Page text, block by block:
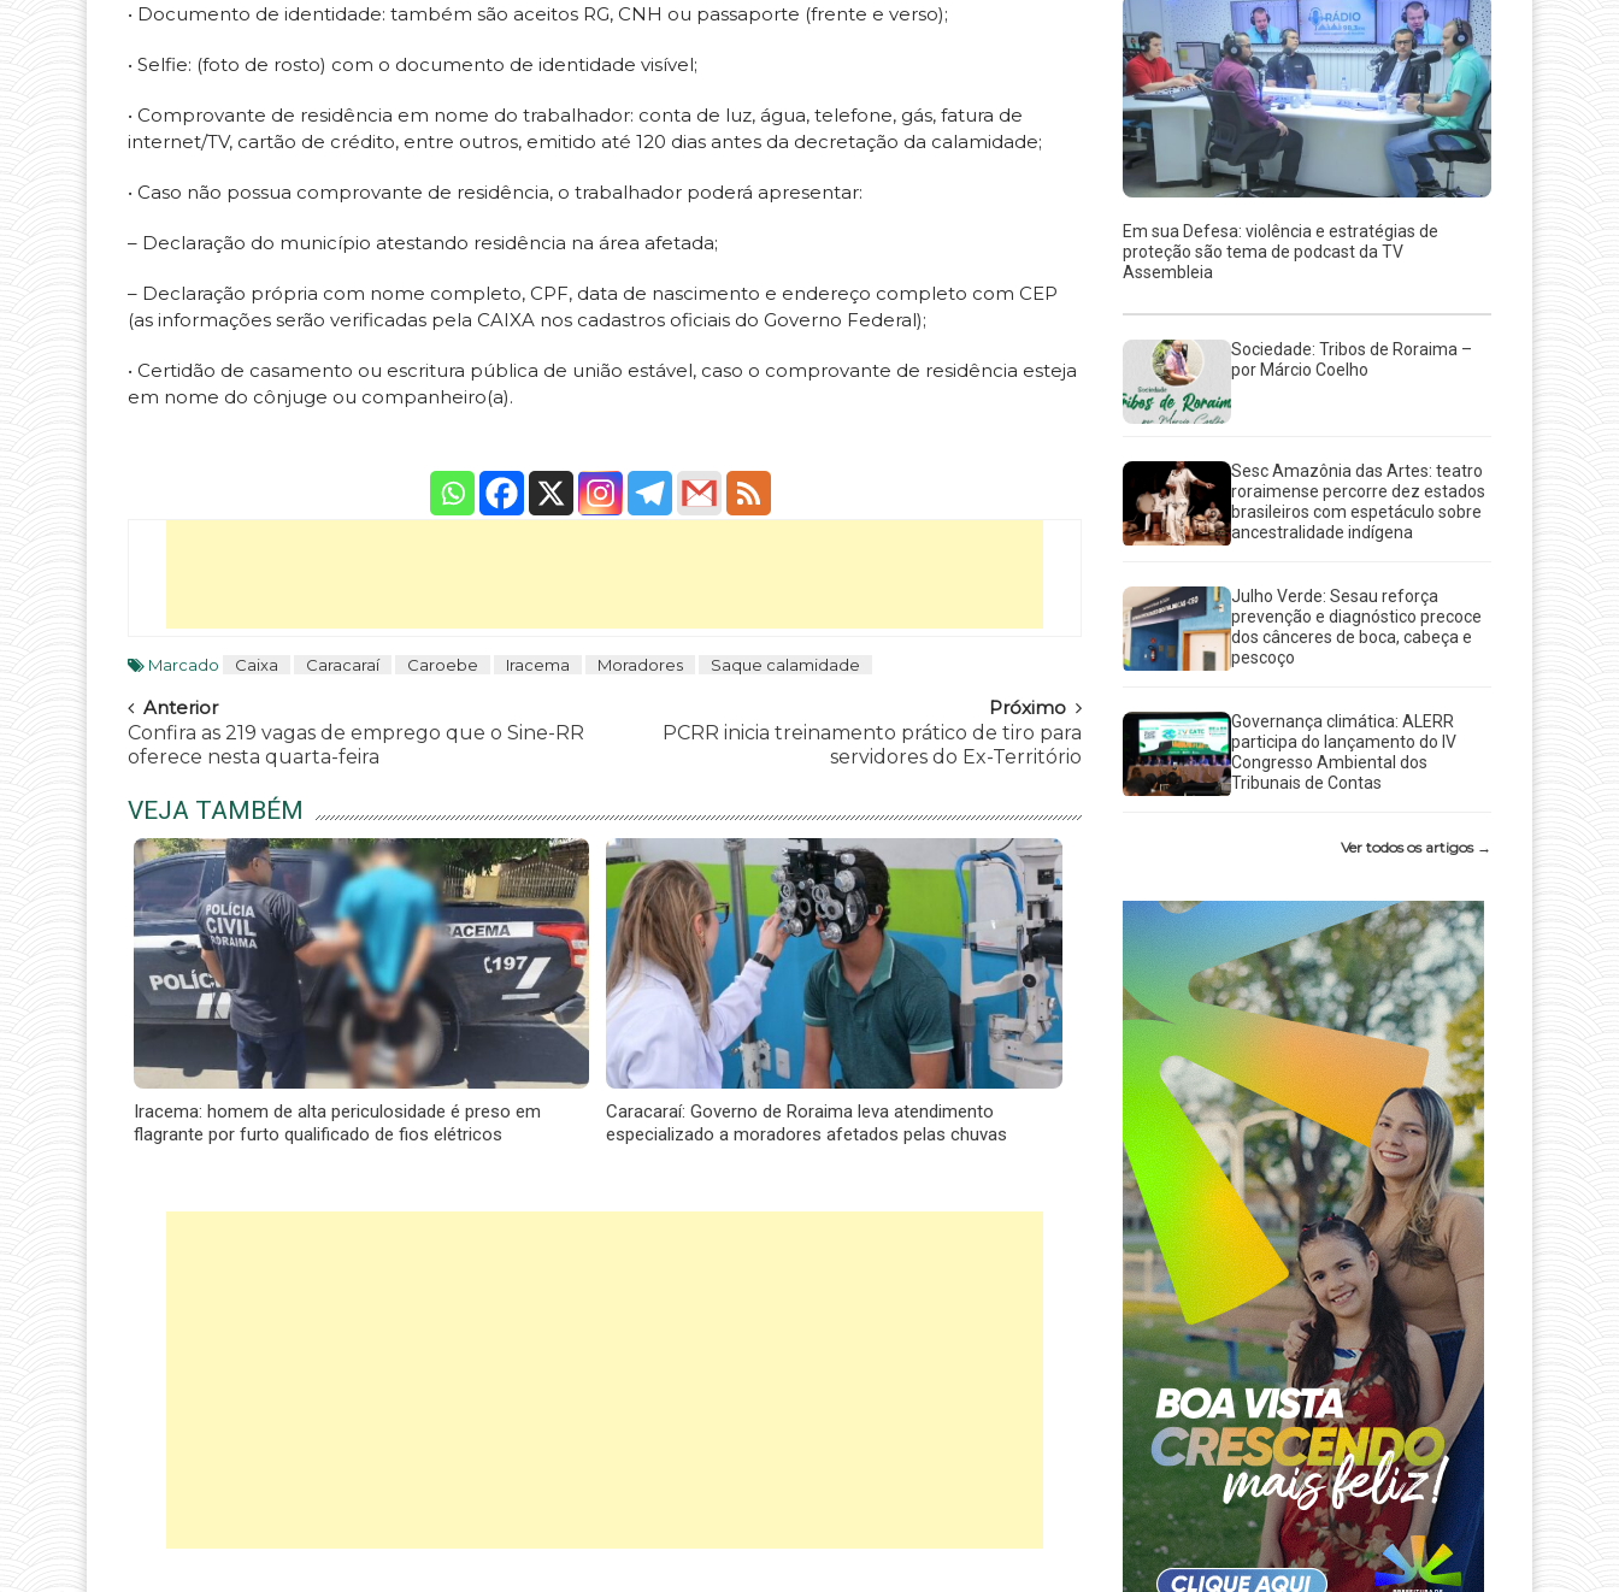
• Documento de identidade: também são aceitos RG, CNH ou passaporte (frente e verso);
• Selfie: (foto de rosto) com o documento de identidade visível;
• Comprovante de residência em nome do trabalhador: conta de luz, água, telefone, gás, fatura de
internet/TV, cartão de crédito, entre outros, emitido até 120 dias antes da decretação da calamidade;
• Caso não possua comprovante de residência, o trabalhador poderá apresentar:
– Declaração do município atestando residência na área afetada;
– Declaração própria com nome completo, CPF, data de nascimento e endereço completo com CEP
(as informações serão verificadas pela CAIXA nos cadastros oficiais do Governo Federal);
• Certidão de casamento ou escritura pública de união estável, caso o comprovante de residência esteja
em nome do cônjuge ou companheiro(a).
Marcado Caixa Caracaraí Caroebe Iracema Moradores Saque calamidade
Navegar
Anterior
Confira as 219 vagas de emprego que o Sine-RR
oferece nesta quarta-feira
Próximo
PCRR inicia treinamento prático de tiro para
servidores do Ex-Território
VEJA TAMBÉM
Iracema: homem de alta periculosidade é preso em
flagrante por furto qualificado de fios elétricos
Caracaraí: Governo de Roraima leva atendimento
especializado a moradores afetados pelas chuvas
Em sua Defesa: violência e estratégias de
proteção são tema de podcast da TV
Assembleia
Sociedade: Tribos de Roraima –
por Márcio Coelho
Sesc Amazônia das Artes: teatro
roraimense percorre dez estados
brasileiros com espetáculo sobre
ancestralidade indígena
Julho Verde: Sesau reforça
prevenção e diagnóstico precoce
dos cânceres de boca, cabeça e
pescoço
Governança climática: ALERR
participa do lançamento do IV
Congresso Ambiental dos
Tribunais de Contas
Ver todos os artigos →